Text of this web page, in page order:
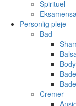
Spirituel
Personlig pleje
Bad
Cremer